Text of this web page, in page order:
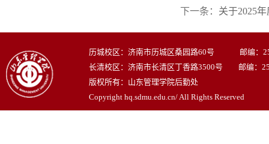
下一条： 关于2025
历城校区：济南市历城区桑园路60号 邮编：
长清校区：济南市长清区丁香路3500号 邮编：
版权所有：山东管理学院后勤处
Copyright hq.sdmu.edu.cn/ All Rights Reserved